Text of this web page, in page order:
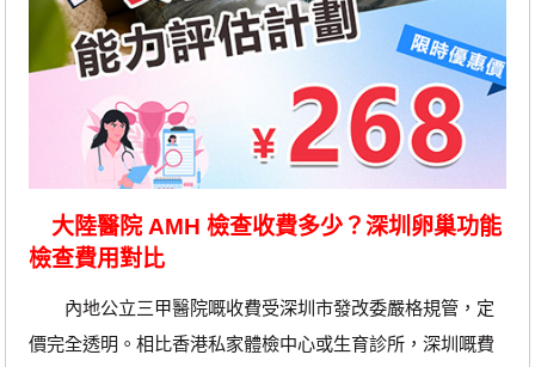
大陸醫院 AMH 檢查收費多少？深圳卵巢功能
檢查費用對比
內地公立三甲醫院嘅收費受深圳市發改委嚴格規管，定
價完全透明。相比香港私家體檢中心或生育診所，深圳嘅費